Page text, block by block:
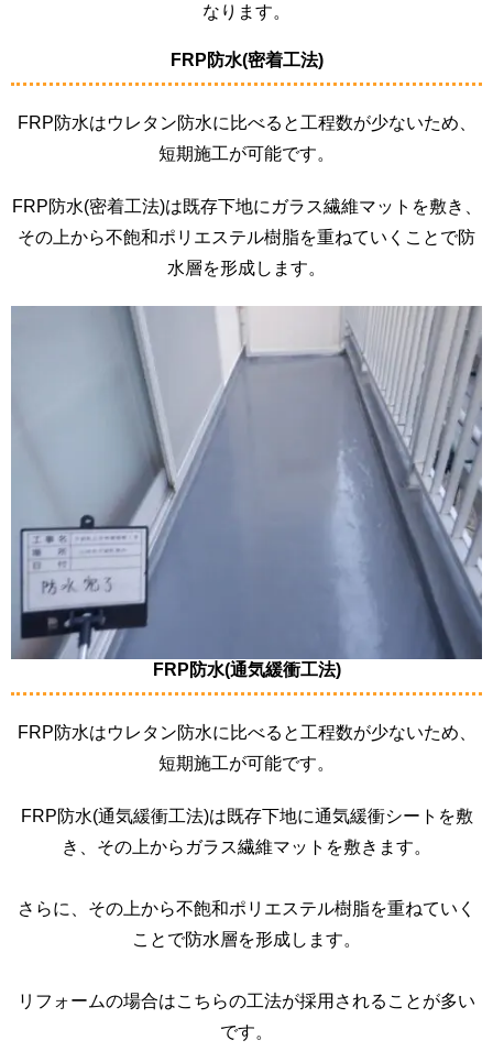
なります。
FRP防水(密着工法)
FRP防水はウレタン防水に比べると工程数が少ないため、
短期施工が可能です。
FRP防水(密着工法)は既存下地にガラス繊維マットを敷き、
その上から不飽和ポリエステル樹脂を重ねていくことで防
水層を形成します。
FRP防水(通気緩衝工法)
FRP防水はウレタン防水に比べると工程数が少ないため、
短期施工が可能です。
FRP防水(通気緩衝工法)は既存下地に通気緩衝シートを敷
き、その上からガラス繊維マットを敷きます。
さらに、その上から不飽和ポリエステル樹脂を重ねていく
ことで防水層を形成します。
リフォームの場合はこちらの工法が採用されることが多い
です。